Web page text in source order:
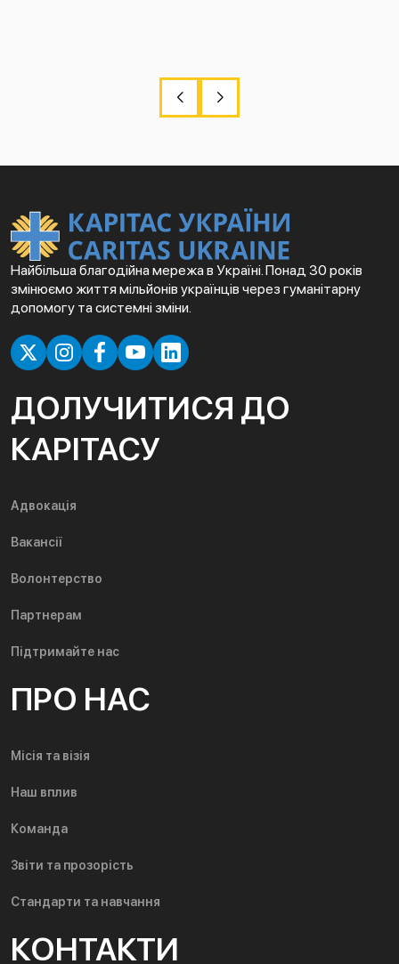
Найбільша благодійна мережа в Україні. Понад 30 років
змінюємо життя мільйонів українців через гуманітарну
допомогу та системні зміни.
ДОЛУЧИТИСЯ ДО
КАРІТАСУ
Адвокація
Вакансії
Волонтерство
Партнерам
Підтримайте нас
ПРО НАС
Місія та візія
Наш вплив
Команда
Звіти та прозорість
Стандарти та навчання
КОНТАКТИ